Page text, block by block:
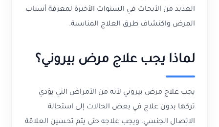
العديد من الأبحاث في السنوات الأخيرة لمعرفة أسباب
المرض واكتشاف طرق العلاج المناسبة.
لماذا يجب علاج مرض بيروني؟
يجب علاج مرض بيروني لأنه من الأمراض التي يؤدي
تركها بدون علاج في بعض الحالات إلى استحالة
الاتصال الجنسي، ويجب علاجه حتى يتم تحسين العلاقة